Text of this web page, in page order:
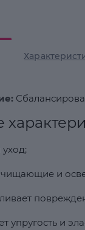
и
упругость и